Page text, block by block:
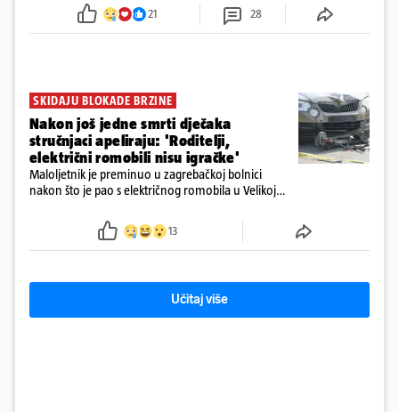
tamošnji liječnici ne vjeruju u oporavak: 'Imamo
21 28
SKIDAJU BLOKADE BRZINE
Nakon još jedne smrti dječaka
stručnjaci apeliraju: 'Roditelji,
električni romobili nisu igračke'
Maloljetnik je preminuo u zagrebačkoj bolnici
nakon što je pao s električnog romobila u Velikoj
13
Učitaj više